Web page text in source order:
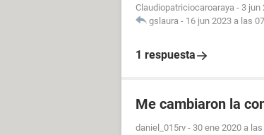
Claudiopatriciocaroaraya - 3 jun
gslaura - 16 jun 2023 a las
1 respuesta
Me cambiaron la
daniel_015rv - 30 ene 2020 a